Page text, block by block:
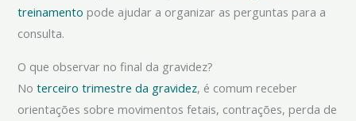
treinamento pode ajudar a organizar as perguntas para a
consulta.
O que observar no final da gravidez?
Noterceiro trimestre da gravidez, é comum receber
orientações sobre movimentos fetais, contrações, perda de